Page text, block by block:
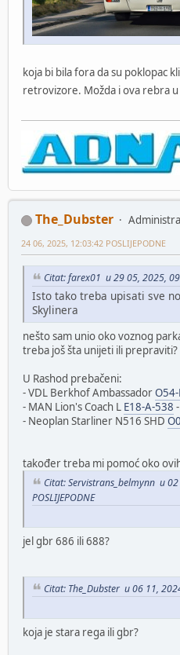
koja bi bila fora da su poklopac
retrovizore. Možda i ova rebra u
The_Dubster
24 06, 2025, 12:03:42 POSLIJEPODNE
Citat: farex01 u 29 05, 2025,
Isto tako treba upisati sve
Skylinera
nešto sam unio oko voznog
treba još šta unijeti ili prepraviti?
U Rashod prebačeni:
- VDL Berkhof Ambassador
- MAN Lion's Coach L E18-A-538
- Neoplan Starliner N516 SHD
također treba mi pomoć oko
Citat: Servistrans_belmynn u
POSLIJEPODNE
jel gbr 686 ili 688?
Citat: The_Dubster u 06 11,
koja je stara rega ili gbr?